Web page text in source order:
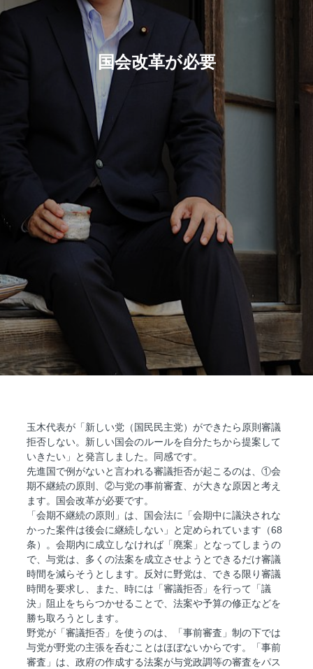
国会改革が必要
玉木代表が「新しい党（国民民主党）ができたら原則審議
拒否しない。新しい国会のルールを自分たちから提案して
いきたい」と発言しました。同感です。
先進国で例がないと言われる審議拒否が起こるのは、①会
期不継続の原則、②与党の事前審査、が大きな原因と考え
ます。国会改革が必要です。
「会期不継続の原則」は、国会法に「会期中に議決されな
かった案件は後会に継続しない」と定められています（68
条）。会期内に成立しなければ「廃案」となってしまうの
で、与党は、多くの法案を成立させようとできるだけ審議
時間を減らそうとします。反対に野党は、できる限り審議
時間を要求し、また、時には「審議拒否」を行って「議
決」阻止をちらつかせることで、法案や予算の修正などを
勝ち取ろうとします。
野党が「審議拒否」を使うのは、「事前審査」制の下では
与党が野党の主張を呑むことはほぼないからです。「事前
審査」は、政府の作成する法案が与党政調等の審査をパス